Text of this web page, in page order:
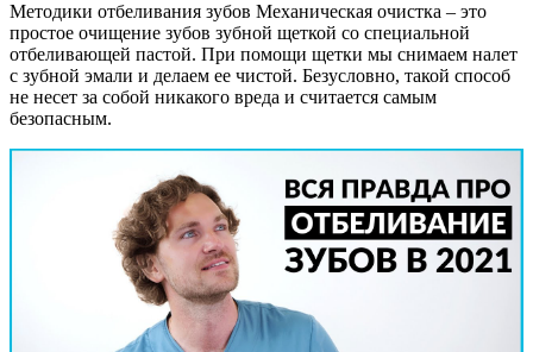
Методики отбеливания зубов Механическая очистка – это
простое очищение зубов зубной щеткой со специальной
отбеливающей пастой. При помощи щетки мы снимаем налет
с зубной эмали и делаем ее чистой. Безусловно, такой способ
не несет за собой никакого вреда и считается самым
безопасным.